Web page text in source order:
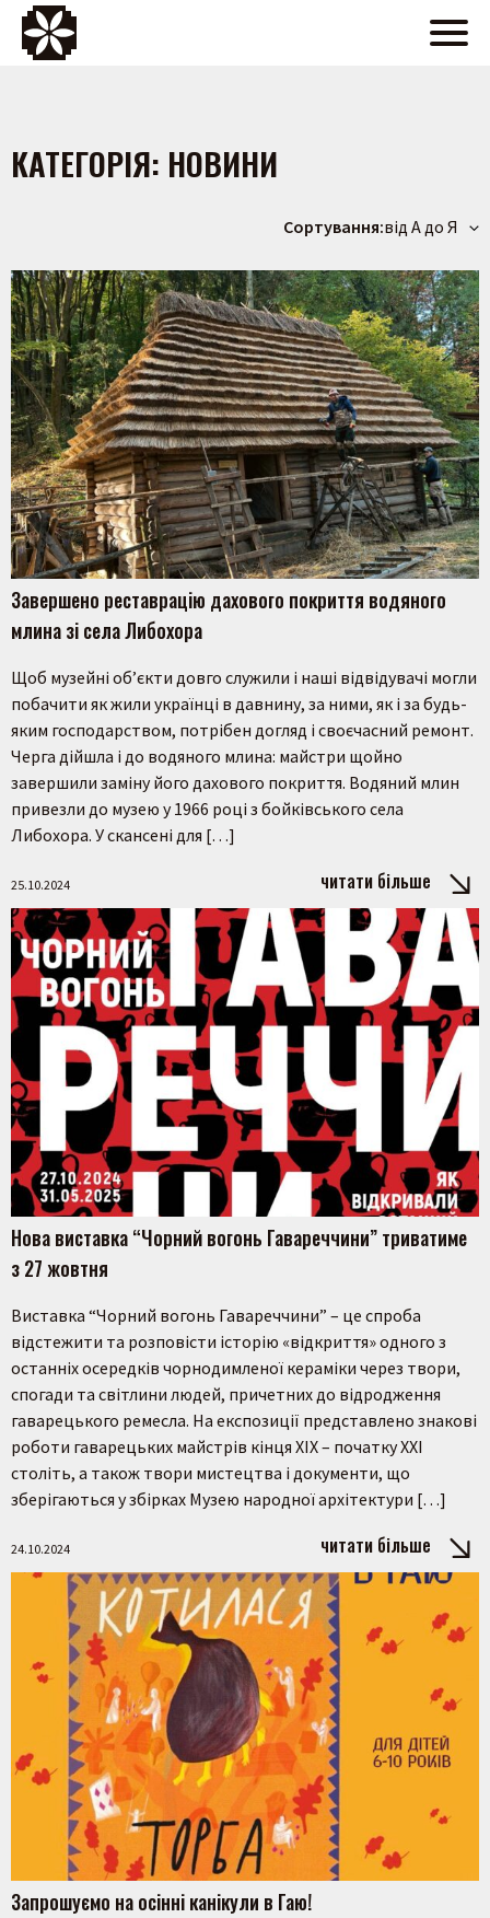
КАТЕГОРІЯ: НОВИНИ
Сортування:від А до Я
Завершено реставрацію дахового покриття водяного
млина зі села Либохора
Щоб музейні обʼєкти довго служили і наші відвідувачі могли
побачити як жили українці в давнину, за ними, як і за будь-
яким господарством, потрібен догляд і своєчасний ремонт.
Черга дійшла і до водяного млина: майстри щойно
завершили заміну його дахового покриття. Водяний млин
привезли до музею у 1966 році з бойківського села
Либохора. У скансені для […]
25.10.2024 читати більше
Нова виставка “Чорний вогонь Гавареччини” триватиме
з 27 жовтня
Виставка “Чорний вогонь Гавареччини” – це спроба
відстежити та розповісти історію «відкриття» одного з
останніх осередків чорнодимленої кераміки через твори,
спогади та світлини людей, причетних до відродження
гаварецького ремесла. На експозиції представлено знакові
роботи гаварецьких майстрів кінця ХІХ – початку ХХІ
століть, а також твори мистецтва і документи, що
зберігаються у збірках Музею народної архітектури […]
24.10.2024 читати більше
Запрошуємо на осінні канікули в Гаю!